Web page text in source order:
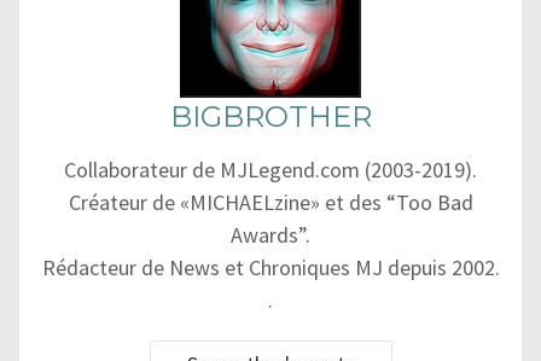
BIGBROTHER
Collaborateur de MJLegend.com (2003-2019).
Créateur de «MICHAELzine» et des “Too Bad
Awards”.
Rédacteur de News et Chroniques MJ depuis 2002.
.